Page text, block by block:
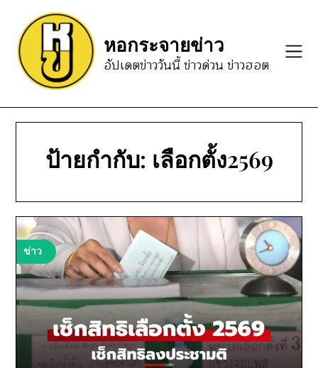
content
หอกระจายข่าว
อัปเดตข่าววันนี้ ข่าวด่วน ข่าวฮอต
ป้ายกำกับ: เลือกตั้ง2569
ข่าว